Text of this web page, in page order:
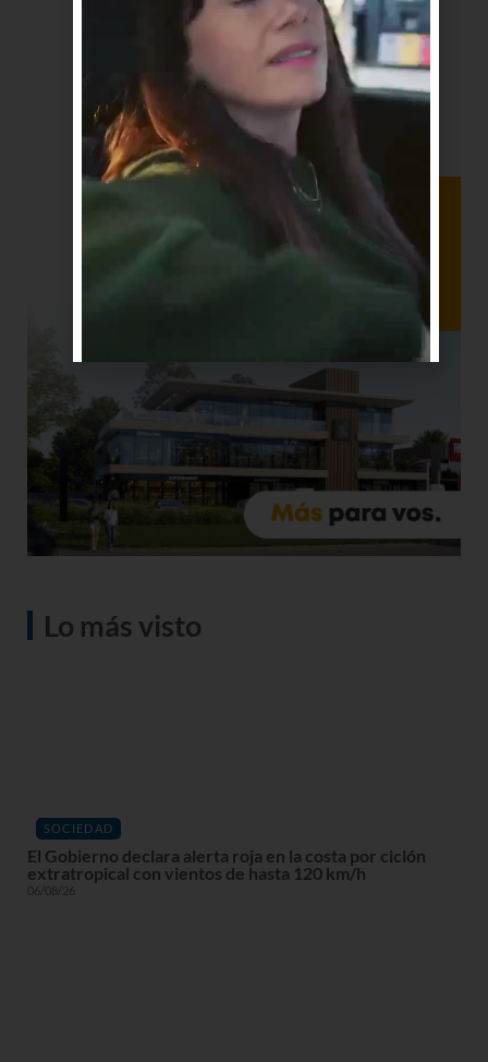
Lo más visto
SOCIEDAD
El Gobierno declara alerta roja en la costa por ciclón
extratropical con vientos de hasta 120 km/h
06/08/26